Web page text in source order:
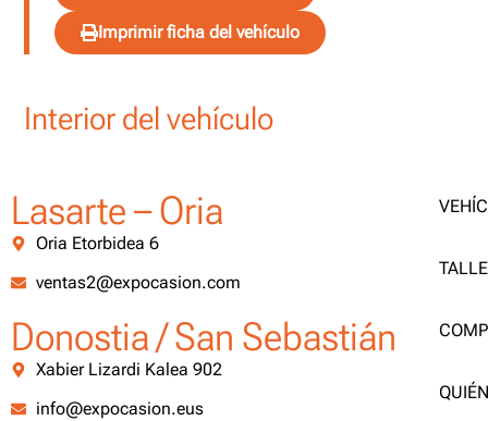
Imprimir ficha del vehículo
Interior del vehículo
Lasarte – Oria
Oria Etorbidea 6
ventas2@expocasion.com
Donostia / San Sebastián
Xabier Lizardi Kalea 902
info@expocasion.eus